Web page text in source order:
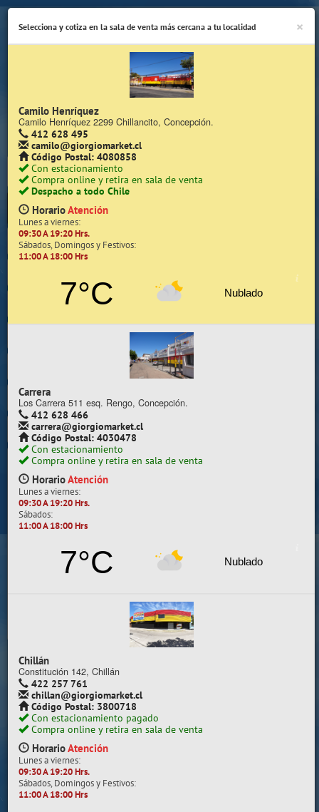
(Whatsapp Sólo de Lunes a Viernes de 08:15 a 17:45)
Quiénes somos
Trabaje con nosotros
Contacto | Reclamos
Preguntas Frecuentes
Sugererir productos
Su compra se realizará en la sala de ventas
Camilo Henríquez
Información de la sala
412 628 495
camilo@giorgiomarket.cl
Abierto
Lunes a viernes:
VER SALA EN MAPA
SALAS DE VENTA
×
Selecciona y cotiza en la sala de venta más cercana a tu localidad
Camilo Henríquez
Camilo Henríquez 2299 Chillancito, Concepción.
412 628 495
camilo@giorgiomarket.cl
Código Postal: 4080858
Con estacionamiento
Compra online y retira en sala de venta
Despacho a todo Chile
HorarioAtención
Lunes a viernes:
09:30 A 19:20 Hrs.
Sábados, Domingos y Festivos:
11:00 A 18:00 Hrs
7°C Nublado
Carrera
Los Carrera 511 esq. Rengo, Concepción.
412 628 466
carrera@giorgiomarket.cl
Código Postal: 4030478
Con estacionamiento
Compra online y retira en sala de venta
HorarioAtención
Lunes a viernes:
09:30 A 19:20 Hrs.
Sábados:
11:00 A 18:00 Hrs
7°C Nublado
Chillán
Constitución 142, Chillán
422 257 761
chillan@giorgiomarket.cl
Código Postal: 3800718
Con estacionamiento pagado
Compra online y retira en sala de venta
HorarioAtención
Lunes a viernes:
09:30 A 19:20 Hrs.
Sábados, Domingos y Festivos:
11:00 A 18:00 Hrs